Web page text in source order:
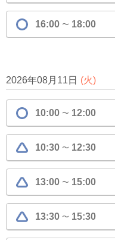
16:00 〜 18:00
2026年08月11日 (火)
10:00 〜 12:00
10:30 〜 12:30
13:00 〜 15:00
13:30 〜 15:30